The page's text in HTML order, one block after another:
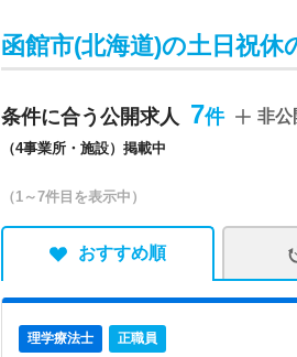
函館市(北海道)の土日祝休
条件に合う公開求人 7
（4事業所・施設）掲載中
非公
（1～7件目を表示中）
おすすめ順
理学療法士 正職員